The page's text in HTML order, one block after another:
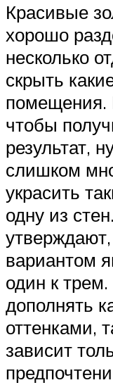
Красивые
хорошо
несколько
скрыть
помещения.
чтобы
результат,
слишком
украсить
одну из
вариантом
один к
дополнять
оттенками,
зависит